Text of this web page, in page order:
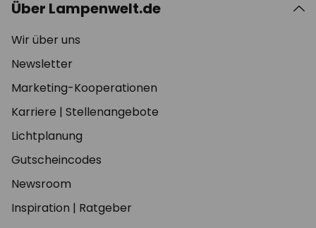
Über Lampenwelt.de
Wir über uns
Newsletter
Marketing-Kooperationen
Karriere | Stellenangebote
Lichtplanung
Gutscheincodes
Newsroom
Inspiration | Ratgeber